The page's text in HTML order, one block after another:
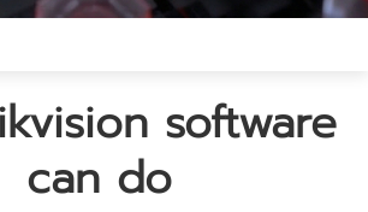
software
can do